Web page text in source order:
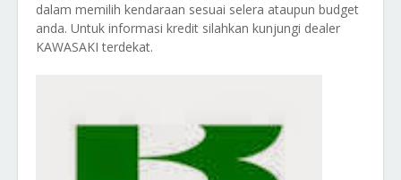
dalam memilih kendaraan sesuai selera ataupun budget
anda. Untuk informasi kredit silahkan kunjungi dealer
KAWASAKI terdekat.